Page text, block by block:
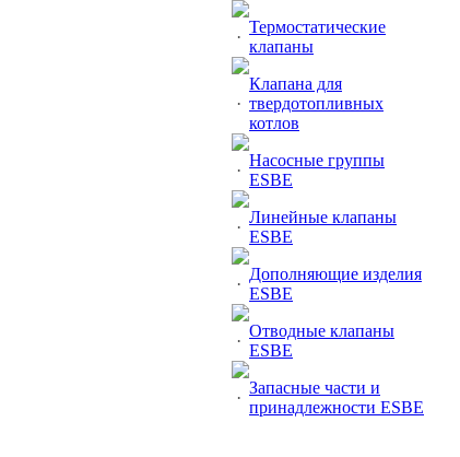
·
Термостатические
клапаны
·
Клапана для
твердотопливных
котлов
·
Насосные группы
ESBE
·
Линейные клапаны
ESBE
·
Дополняющие изделия
ESBE
·
Отводные клапаны
ESBE
·
Запасные части и
принадлежности ESBE